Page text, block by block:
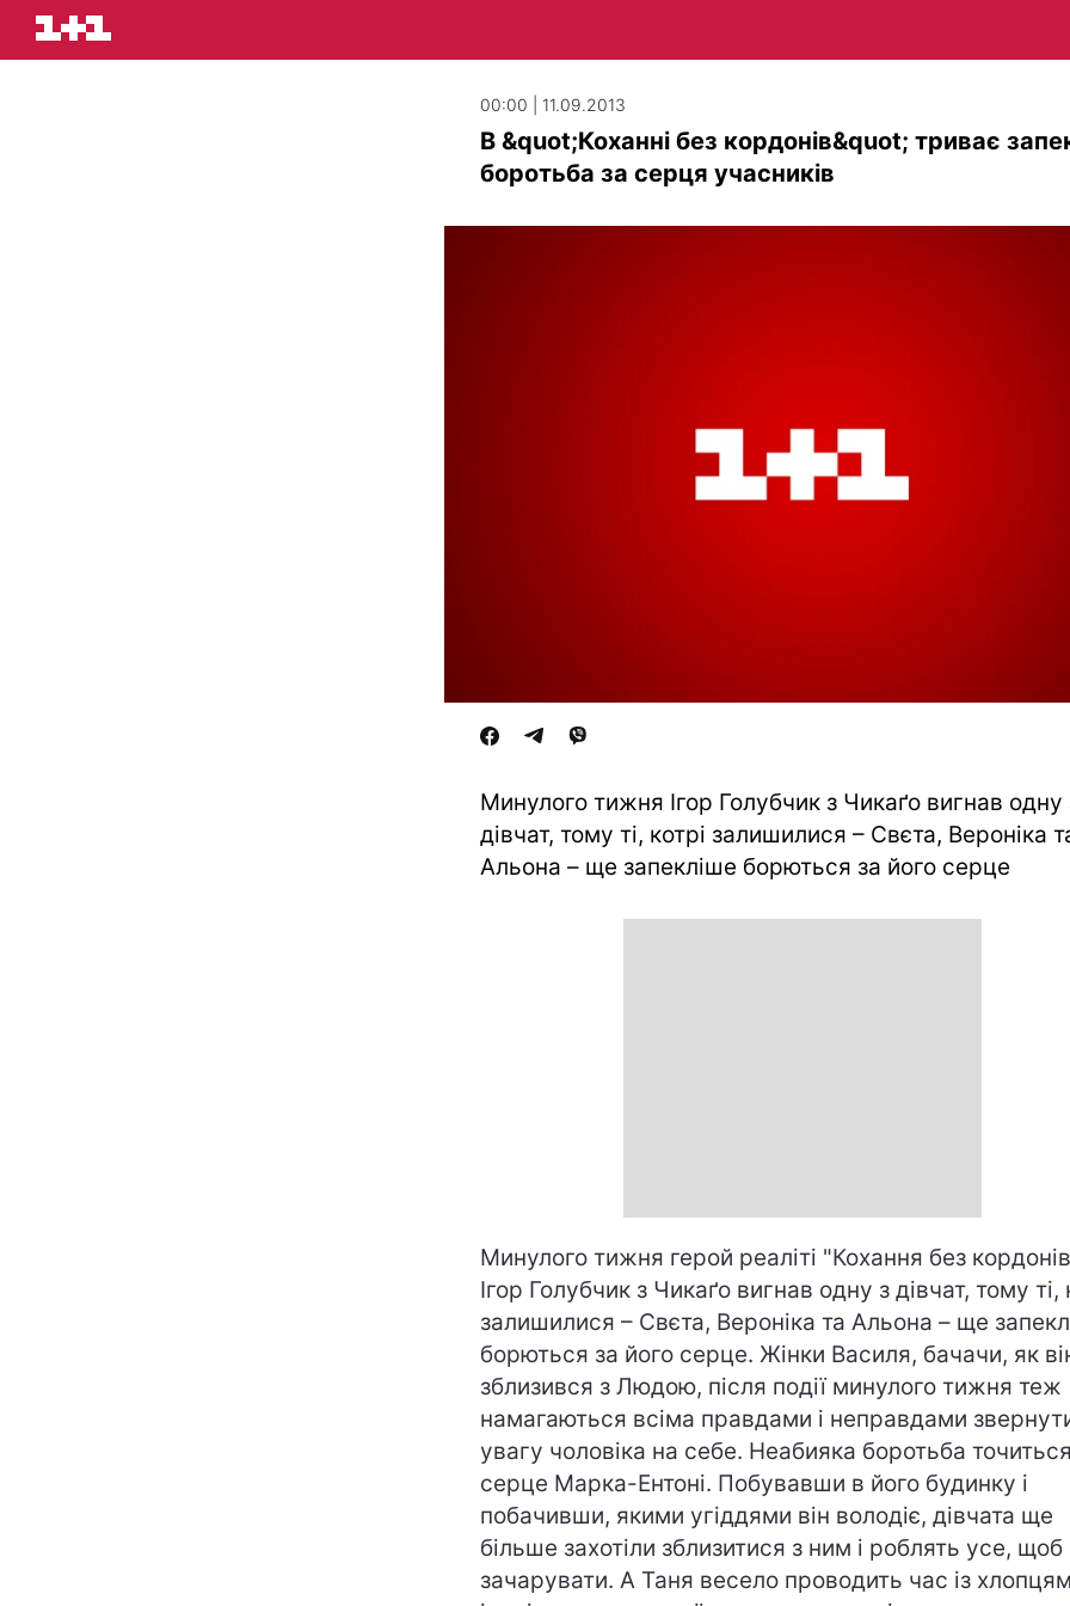
00:00 | 11.09.2013
В &quot;Коханні без кордонів&quot; триває
боротьба за серця учасників
Минулого тижня Ігор Голубчик з Чикаґо вигнав одну
дівчат, тому ті, котрі залишилися – Свєта, Вероніка
Альона – ще запекліше борються за його серце
Минулого тижня герой реаліті "Кохання без
Ігор Голубчик з Чикаґо вигнав одну з дівчат, тому ті,
залишилися – Свєта, Вероніка та Альона – ще
борються за його серце. Жінки Василя, бачачи, як
зблизився з Людою, після події минулого тижня теж
намагаються всіма правдами і неправдами
увагу чоловіка на себе. Неабияка боротьба точиться
серце Марка-Ентоні. Побувавши в його будинку і
побачивши, якими угіддями він володіє, дівчата ще
більше захотіли зблизитися з ним і роблять усе, щоб
зачарувати. А Таня весело проводить час із